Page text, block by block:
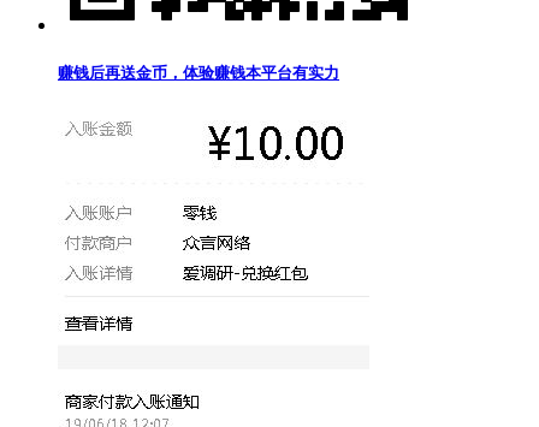
赚钱后再送金币，体验赚钱本平台有实力